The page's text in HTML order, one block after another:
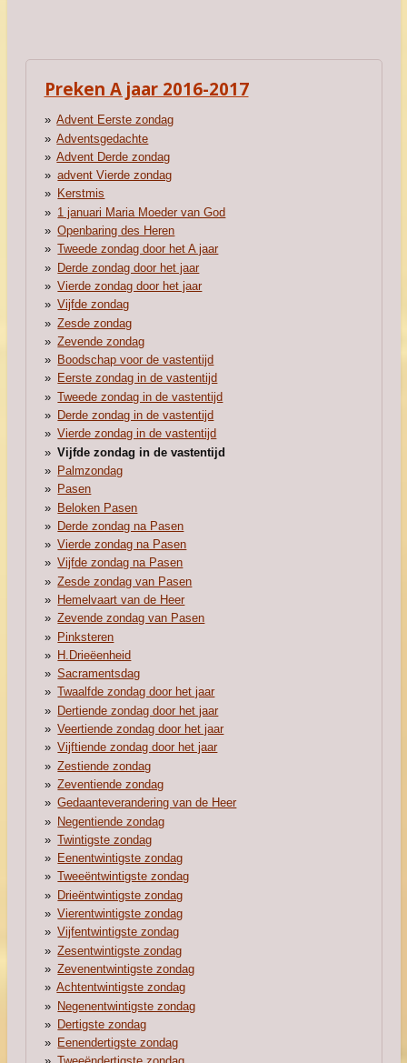
Preken A jaar 2016-2017
Advent Eerste zondag
Adventsgedachte
Advent Derde zondag
advent Vierde zondag
Kerstmis
1 januari Maria Moeder van God
Openbaring des Heren
Tweede zondag door het A jaar
Derde zondag door het jaar
Vierde zondag door het jaar
Vijfde zondag
Zesde zondag
Zevende zondag
Boodschap voor de vastentijd
Eerste zondag in de vastentijd
Tweede zondag in de vastentijd
Derde zondag in de vastentijd
Vierde zondag in de vastentijd
Vijfde zondag in de vastentijd
Palmzondag
Pasen
Beloken Pasen
Derde zondag na Pasen
Vierde zondag na Pasen
Vijfde zondag na Pasen
Zesde zondag van Pasen
Hemelvaart van de Heer
Zevende zondag van Pasen
Pinksteren
H.Drieëenheid
Sacramentsdag
Twaalfde zondag door het jaar
Dertiende zondag door het jaar
Veertiende zondag door het jaar
Vijftiende zondag door het jaar
Zestiende zondag
Zeventiende zondag
Gedaanteverandering van de Heer
Negentiende zondag
Twintigste zondag
Eenentwintigste zondag
Tweeëntwintigste zondag
Drieëntwintigste zondag
Vierentwintigste zondag
Vijfentwintigste zondag
Zesentwintigste zondag
Zevenentwintigste zondag
Achtentwintigste zondag
Negenentwintigste zondag
Dertigste zondag
Eenendertigste zondag